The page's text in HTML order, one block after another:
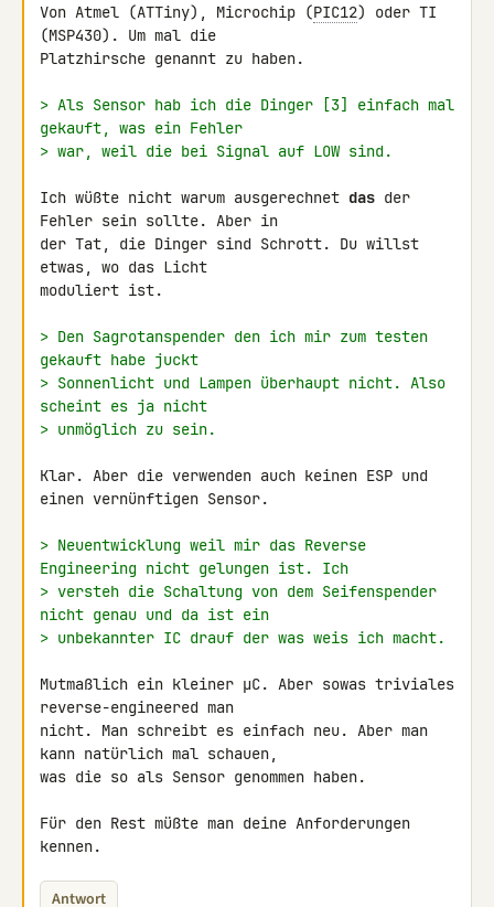
Von Atmel (ATTiny), Microchip (PIC12) oder TI
(MSP430). Um mal die
Platzhirsche genannt zu haben.
> Als Sensor hab ich die Dinger [3] einfach mal
gekauft, was ein Fehler
> war, weil die bei Signal auf LOW sind.
Ich wüßte nicht warum ausgerechnet das der
Fehler sein sollte. Aber in
der Tat, die Dinger sind Schrott. Du willst
etwas, wo das Licht
moduliert ist.
> Den Sagrotanspender den ich mir zum testen
gekauft habe juckt
> Sonnenlicht und Lampen überhaupt nicht. Also
scheint es ja nicht
> unmöglich zu sein.
Klar. Aber die verwenden auch keinen ESP und
einen vernünftigen Sensor.
> Neuentwicklung weil mir das Reverse
Engineering nicht gelungen ist. Ich
> versteh die Schaltung von dem Seifenspender
nicht genau und da ist ein
> unbekannter IC drauf der was weis ich macht.
Mutmaßlich ein kleiner µC. Aber sowas triviales
reverse-engineered man
nicht. Man schreibt es einfach neu. Aber man
kann natürlich mal schauen,
was die so als Sensor genommen haben.
Für den Rest müßte man deine Anforderungen
kennen.
Antwort